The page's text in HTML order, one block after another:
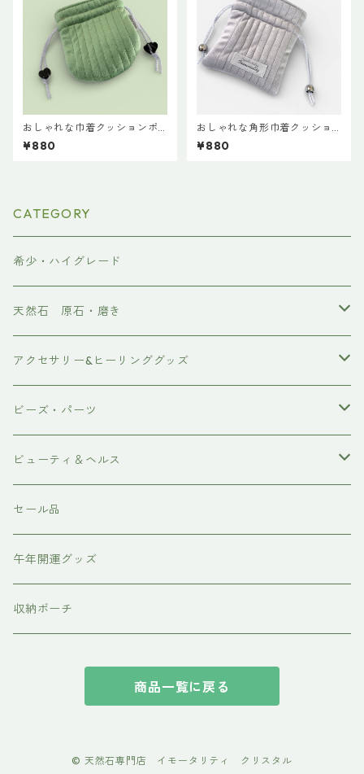
おしゃれな巾着クッションポ
ーチ♡ライトグリーン
¥880
おしゃれな角形巾着クッショ
ンポーチ◇シルバー
¥880
CATEGORY
希少・ハイグレード
天然石 原石・磨き
原石
ポイント
磨き
アクセサリー&ヒーリンググッズ
ブレスレット
ネックレス・ペンダント
ピアス・イアリング
スピリチュアルグッズ
ビーズ・パーツ
天然石ビーズ
天使の羽シリーズ
各種パーツ
ビューティ＆ヘルス
ドテラ doTERRA
テラヘルツ・ホルミシス
セール品
午年開運グッズ
収納ポーチ
商品一覧に戻る
© 天然石専門店 イモータリティ クリスタル